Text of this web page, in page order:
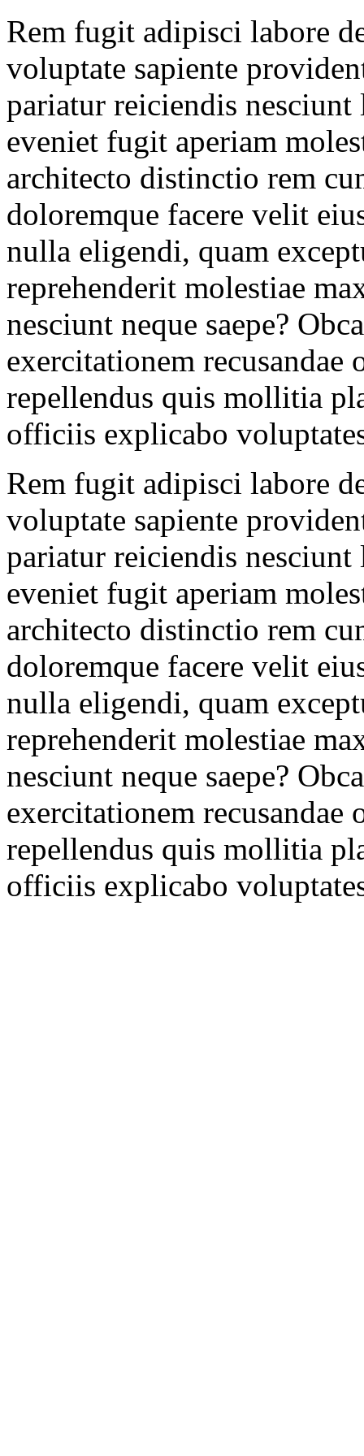
Rem fugit adipisci labore
voluptate sapiente
pariatur reiciendis nesciunt
eveniet fugit aperiam
architecto distinctio rem
doloremque facere velit
nulla eligendi, quam
reprehenderit molestiae
nesciunt neque saepe?
exercitationem recusandae
repellendus quis mollitia
officiis explicabo
Rem fugit adipisci labore
voluptate sapiente
pariatur reiciendis nesciunt
eveniet fugit aperiam
architecto distinctio rem
doloremque facere velit
nulla eligendi, quam
reprehenderit molestiae
nesciunt neque saepe?
exercitationem recusandae
repellendus quis mollitia
officiis explicabo